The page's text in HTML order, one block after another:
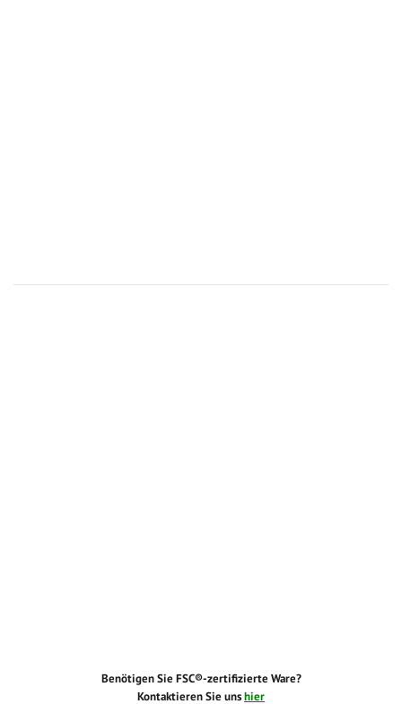
Benötigen Sie FSC®-zertifizierte Ware?
Kontaktieren Sie unshier